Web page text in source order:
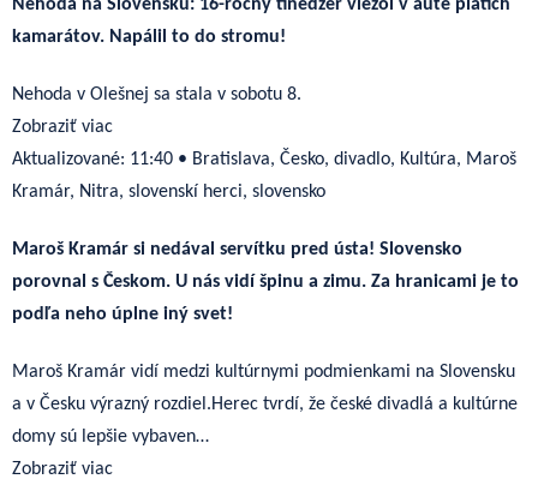
Nehoda na Slovensku: 16-ročný tínedžer viezol v aute piatich
kamarátov. Napálil to do stromu!
Nehoda v Olešnej sa stala v sobotu 8.
Zobraziť viac
Aktualizované: 11:40 • Bratislava, Česko, divadlo, Kultúra, Maroš
Kramár, Nitra, slovenskí herci, slovensko
Maroš Kramár si nedával servítku pred ústa! Slovensko
porovnal s Českom. U nás vidí špinu a zimu. Za hranicami je to
podľa neho úplne iný svet!
Maroš Kramár vidí medzi kultúrnymi podmienkami na Slovensku
a v Česku výrazný rozdiel.Herec tvrdí, že české divadlá a kultúrne
domy sú lepšie vybaven…
Zobraziť viac